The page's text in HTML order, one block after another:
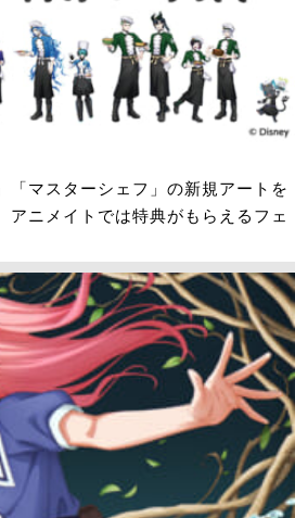
「マスターシェフ」の新規アートを
アニメイトでは特典がもらえるフェ